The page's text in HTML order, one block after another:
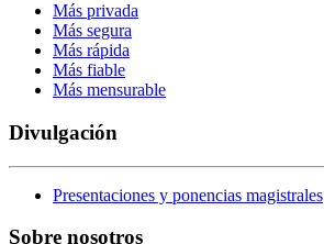
Más privada
Más segura
Más rápida
Más fiable
Más mensurable
Divulgación
Presentaciones y ponencias magistrales
Sobre nosotros